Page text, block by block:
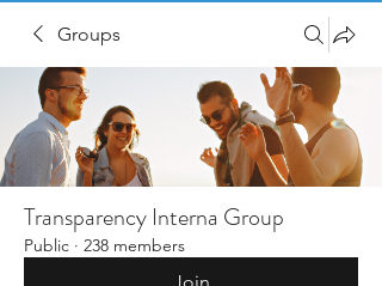
Groups
Transparency Interna Group
Public · 238 members